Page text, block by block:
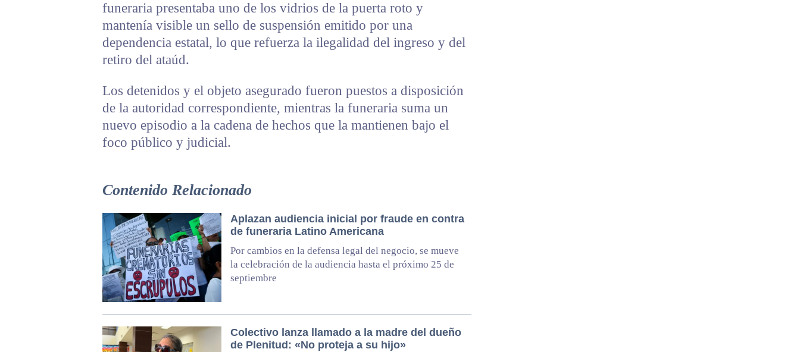
funeraria presentaba uno de los vidrios de la puerta roto y
mantenía visible un sello de suspensión emitido por una
dependencia estatal, lo que refuerza la ilegalidad del ingreso y del
retiro del ataúd.
Los detenidos y el objeto asegurado fueron puestos a disposición
de la autoridad correspondiente, mientras la funeraria suma un
nuevo episodio a la cadena de hechos que la mantienen bajo el
foco público y judicial.
Contenido Relacionado
Aplazan audiencia inicial por fraude en contra
de funeraria Latino Americana
Por cambios en la defensa legal del negocio, se mueve
la celebración de la audiencia hasta el próximo 25 de
septiembre
Colectivo lanza llamado a la madre del dueño
de Plenitud: «No proteja a su hijo»